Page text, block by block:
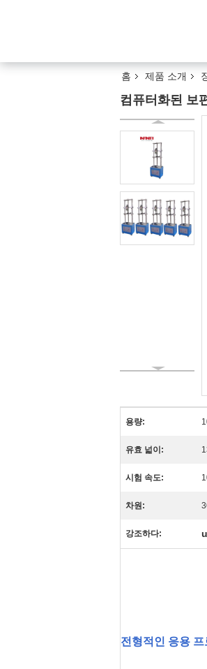
홈 제품 소개
컴퓨터화된 보
용량:
유효 넓이:
시험 속도:
차원:
강조하다:
전형적인 응용 프